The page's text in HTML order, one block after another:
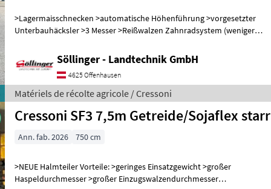
>Lagermaisschnecken >automatische Höhenführung >vorgesetzter
Unterbauhäcksler >3 Messer >Reißwalzen Zahnradsystem (weniger
Söllinger - Landtechnik GmbH
4625 Offenhausen
Matériels de récolte agricole / Cressoni
Cressoni SF3 7,5m Getreide/Sojaflex starr
Ann. fab. 2026 750 cm
>NEUE Halmteiler Vorteile: >geringes Einsatzgewicht >großer
Haspeldurchmesser >großer Einzugswalzendurchmesser